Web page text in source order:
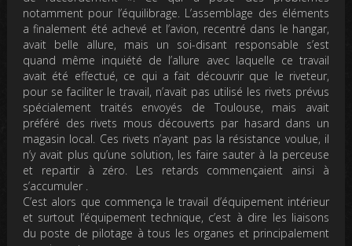
notamment pour l’équilibrage. L’assemblage des éléments
a finalement été achevé et l’avion, recentré dans le hangar,
avait belle allure, mais un soi-disant responsable s’est
quand même inquiété de l’allure avec laquelle ce travail
avait été effectué, ce qui a fait découvrir que le riveteur,
pour se faciliter le travail, n’avait pas utilisé les rivets prévus
spécialement traités envoyés de Toulouse, mais avait
préféré des rivets mous découverts par hasard dans un
magasin local. Ces rivets n’ayant pas la résistance voulue, il
n’y avait plus qu’une solution, les faire sauter à la perceuse
et repartir à zéro. Les retards commençaient ainsi à
s’accumuler .
C’est alors que commença le travail d’équipement intérieur
et surtout l’équipement technique, c’est à dire les liaisons
du poste de pilotage à tous les organes et principalement